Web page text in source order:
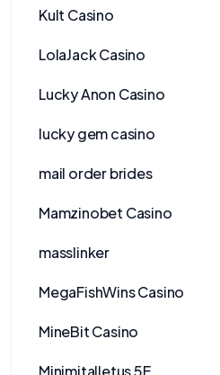
Kult Casino
LolaJack Casino
Lucky Anon Casino
lucky gem casino
mail order brides
Mamzinobet Casino
masslinker
MegaFishWins Casino
MineBit Casino